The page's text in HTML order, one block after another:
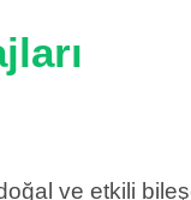
ve etkili